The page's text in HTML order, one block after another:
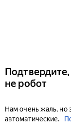
не робот
Нам очень жаль, но
автоматические.